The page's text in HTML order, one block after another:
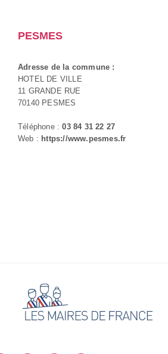
PESMES
Adresse de la commune :
HOTEL DE VILLE
11 GRANDE RUE
70140 PESMES
Téléphone :03 84 31 22 27
Web : https://www.pesmes.fr